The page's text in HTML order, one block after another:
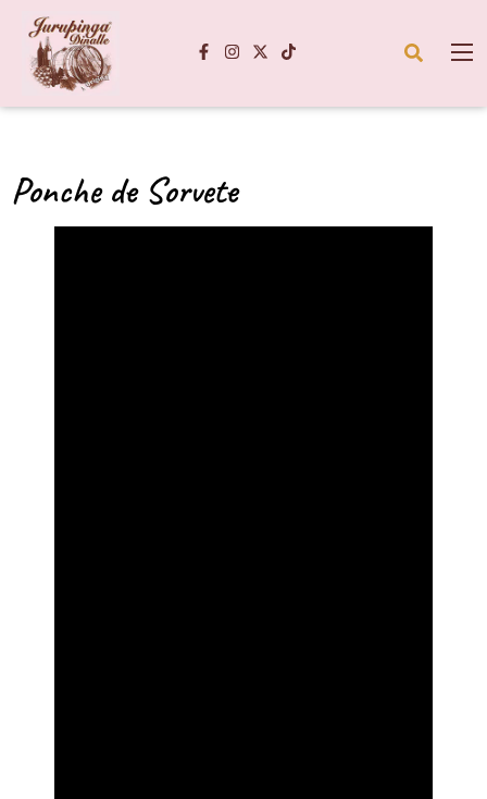
Ponche de Sorvete